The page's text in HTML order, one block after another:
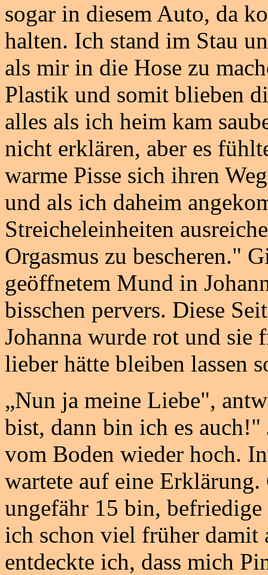
sogar in diesem Auto, da
halten. Ich stand im Stau
als mir in die Hose zu
Plastik und somit blieben
alles als ich heim kam
nicht erklären, aber es
warme Pisse sich ihren
und als ich daheim
Streicheleinheiten
Orgasmus zu bescheren."
geöffnetem Mund in
bisschen pervers. Diese
Johanna wurde rot und sie
lieber hätte bleiben lassen
„Nun ja meine Liebe",
bist, dann bin ich es auch!"
vom Boden wieder hoch.
wartete auf eine
ungefähr 15 bin,
ich schon viel früher damit
entdeckte ich, dass mich